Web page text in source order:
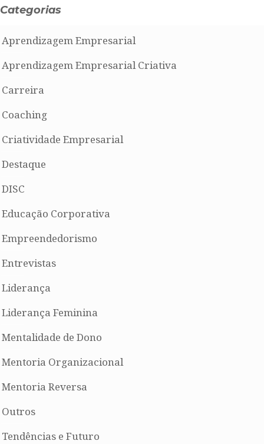
Categorias
Aprendizagem Empresarial
Aprendizagem Empresarial Criativa
Carreira
Coaching
Criatividade Empresarial
Destaque
DISC
Educação Corporativa
Empreendedorismo
Entrevistas
Liderança
Liderança Feminina
Mentalidade de Dono
Mentoria Organizacional
Mentoria Reversa
Outros
Tendências e Futuro